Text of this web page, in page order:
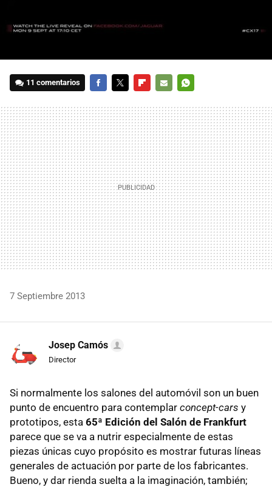
11 comentarios
MAIL
7 Septiembre 2013
Josep Camós
Director
Si normalmente los salones del automóvil son un buen
punto de encuentro para contemplar concept-cars y
prototipos, esta 65ª Edición del Salón de Frankfurt
parece que se va a nutrir especialmente de estas
piezas únicas cuyo propósito es mostrar futuras líneas
generales de actuación por parte de los fabricantes.
Bueno, y dar rienda suelta a la imaginación, también;